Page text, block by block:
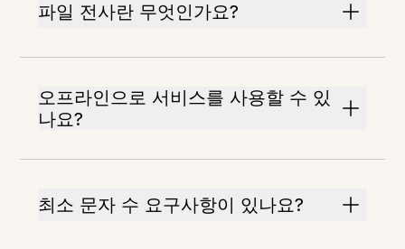
파일 전사란 무엇인가요?
오프라인으로 서비스를 사용할 수 있
나요?
최소 문자 수 요구사항이 있나요?